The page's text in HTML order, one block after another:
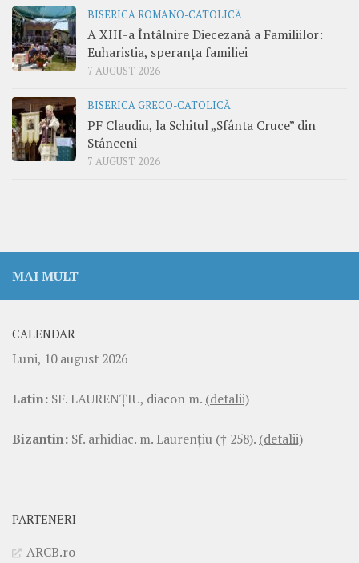
BISERICA ROMANO-CATOLICĂ
A XIII-a Întâlnire Diecezană a Familiilor:
Euharistia, speranța familiei
7 AUGUST 2026
BISERICA GRECO-CATOLICĂ
PF Claudiu, la Schitul „Sfânta Cruce” din
Stânceni
7 AUGUST 2026
MAI MULT
CALENDAR
Luni, 10 august 2026
Latin: SF. LAURENŢIU, diacon m. (detalii)
Bizantin: Sf. arhidiac. m. Laurenţiu († 258). (detalii)
PARTENERI
ARCB.ro